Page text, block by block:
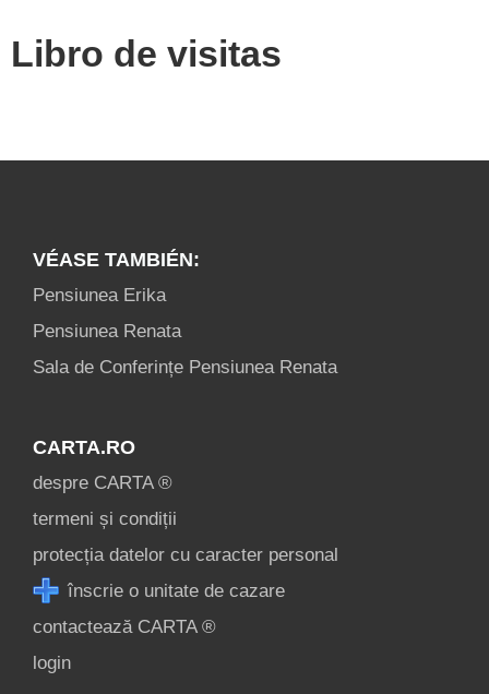
Libro de visitas
VÉASE TAMBIÉN:
Pensiunea Erika
Pensiunea Renata
Sala de Conferințe Pensiunea Renata
CARTA.RO
despre CARTA ®
termeni și condiții
protecția datelor cu caracter personal
înscrie o unitate de cazare
contactează CARTA ®
login